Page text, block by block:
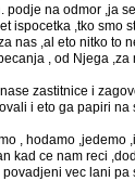
podje na odmor ,ja
ispocetka ,tko smo
nas ,al eto nitko to
, od Njega ,za
zastitnice i
i eto ga papiri na
, hodamo ,jedemo
kad ce nam reci
vec lani pa